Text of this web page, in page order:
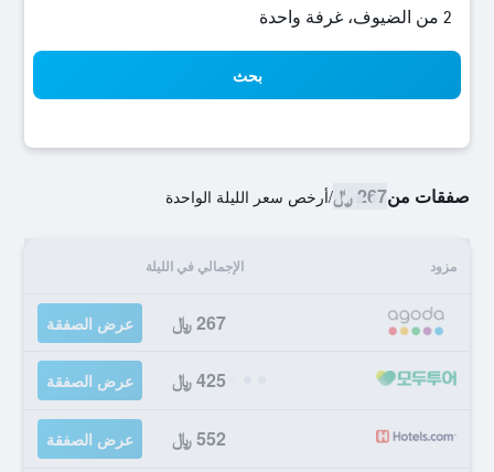
2 من الضيوف، غرفة واحدة
بحث
صفقات من267 ﷼ /أرخص سعر الليلة الواحدة
مزود الإجمالي في الليلة
267 ﷼ عرض الصفقة
425 ﷼ عرض الصفقة
552 ﷼ عرض الصفقة